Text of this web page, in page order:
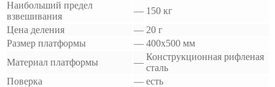
Наибольший предел
взвешивания
— 150 кг
Цена деления
— 20 г
Размер платформы
— 400x500 мм
Материал платформы
—
Конструкционная рифленая
сталь
Поверка
— есть